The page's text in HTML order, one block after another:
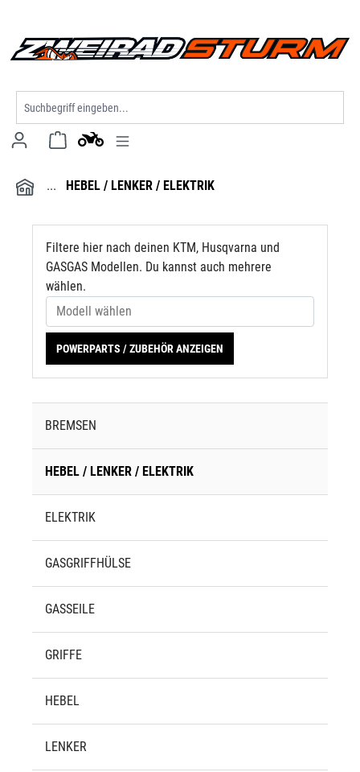
HEBEL / LENKER / ELEKTRIK
Filtere hier nach deinen KTM, Husqvarna und
GASGAS Modellen. Du kannst auch mehrere
wählen.
POWERPARTS / ZUBEHÖR ANZEIGEN
BREMSEN
HEBEL / LENKER / ELEKTRIK
ELEKTRIK
GASGRIFFHÜLSE
GASSEILE
GRIFFE
HEBEL
LENKER